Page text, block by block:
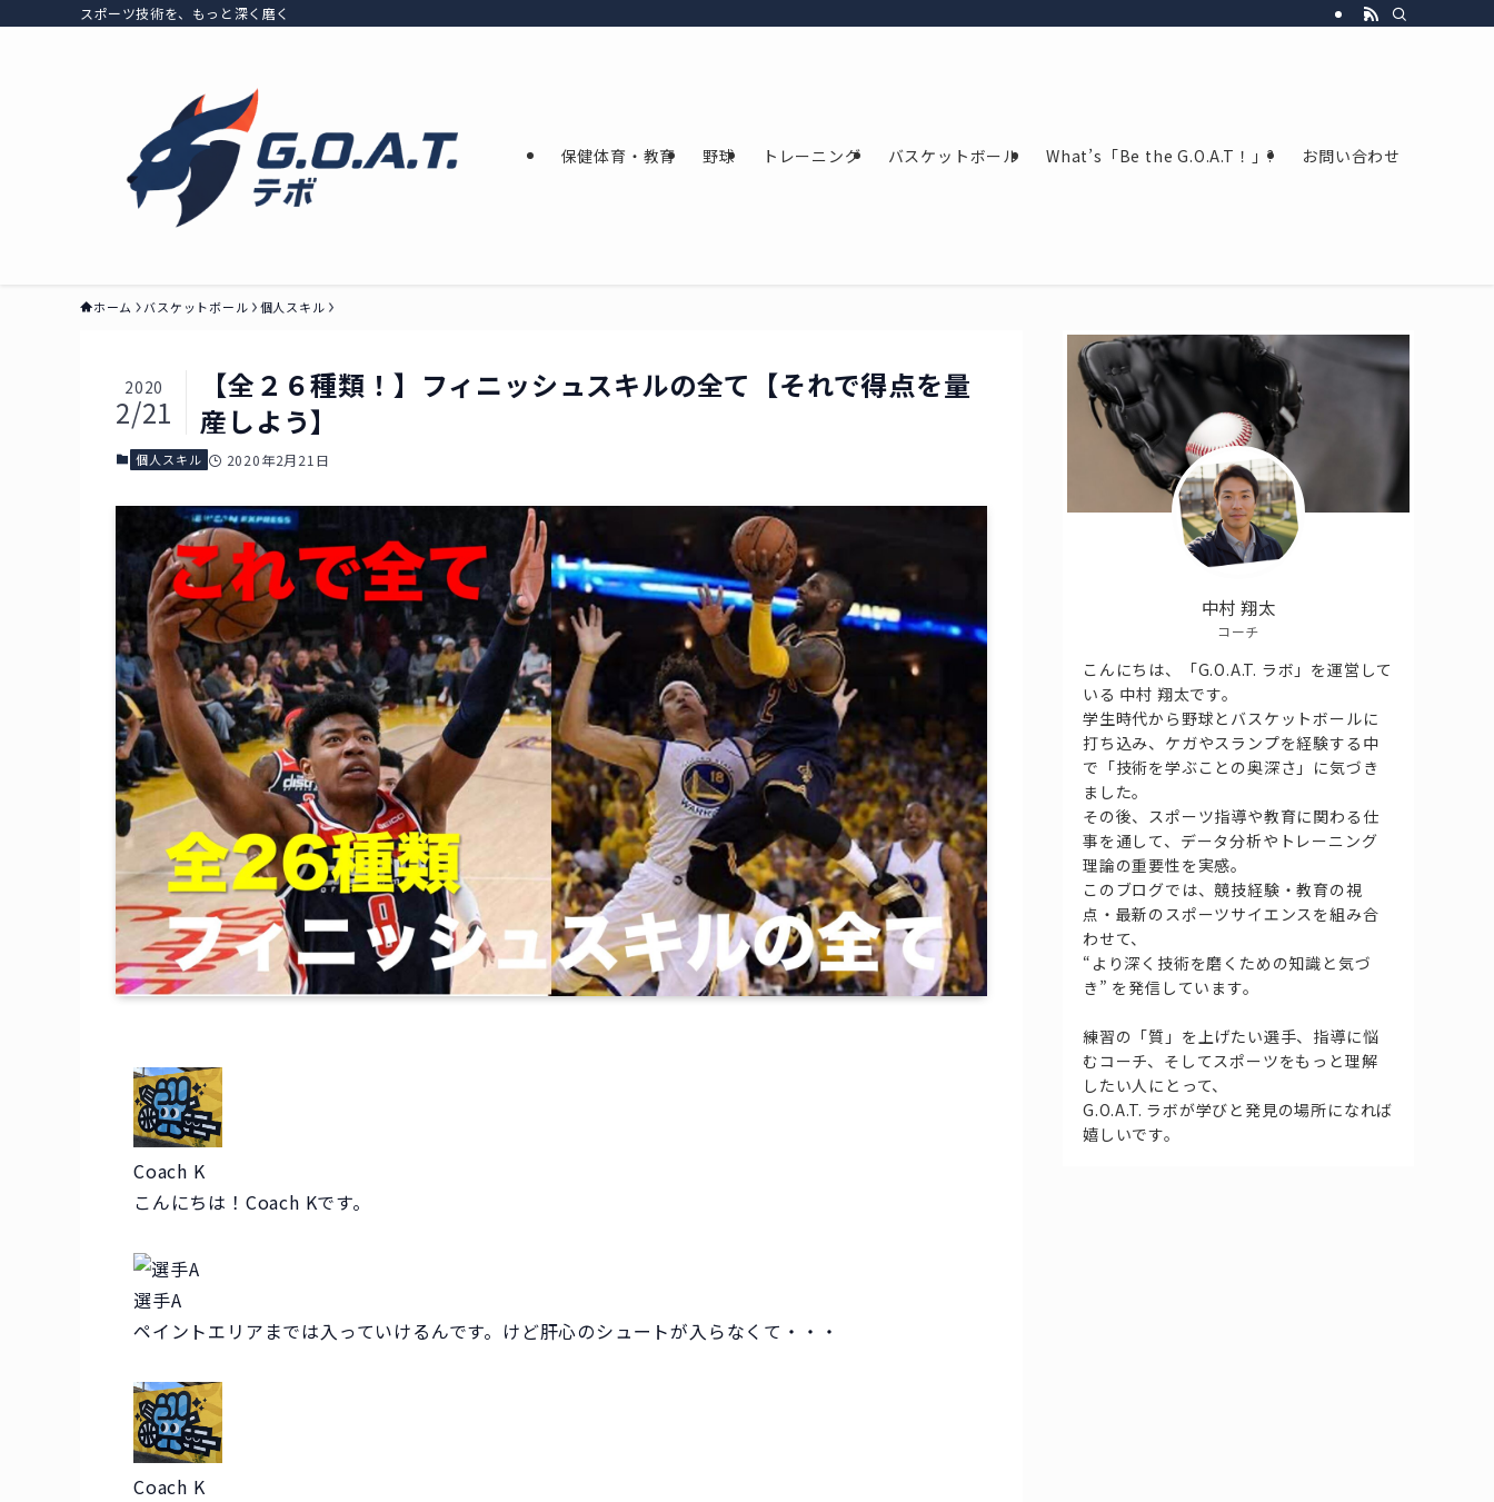
スポーツ技術を、もっと深く磨く
保健体育・教育 野球 トレーニング バスケットボール What’s「Be the G.O.A.T！」? お問い合わせ
ホーム バスケットボール 個人スキル
【全２６種類！】フィニッシュスキルの全て【それで得点を量
産しよう】
2020
2/21
個人スキル 2020年2月21日
Coach K
こんにちは！Coach Kです。
選手A
ペイントエリアまでは入っていけるんです。けど肝心のシュートが入らなくて・・・
Coach K
中村 翔太
コーチ
こんにちは、「G.O.A.T. ラボ」を運営して
いる 中村 翔太です。
学生時代から野球とバスケットボールに
打ち込み、ケガやスランプを経験する中
で「技術を学ぶことの奥深さ」に気づき
ました。
その後、スポーツ指導や教育に関わる仕
事を通して、データ分析やトレーニング
理論の重要性を実感。
このブログでは、競技経験・教育の視
点・最新のスポーツサイエンスを組み合
わせて、
“より深く技術を磨くための知識と気づ
き” を発信しています。
練習の「質」を上げたい選手、指導に悩
むコーチ、そしてスポーツをもっと理解
したい人にとって、
G.O.A.T. ラボが学びと発見の場所になれば
嬉しいです。